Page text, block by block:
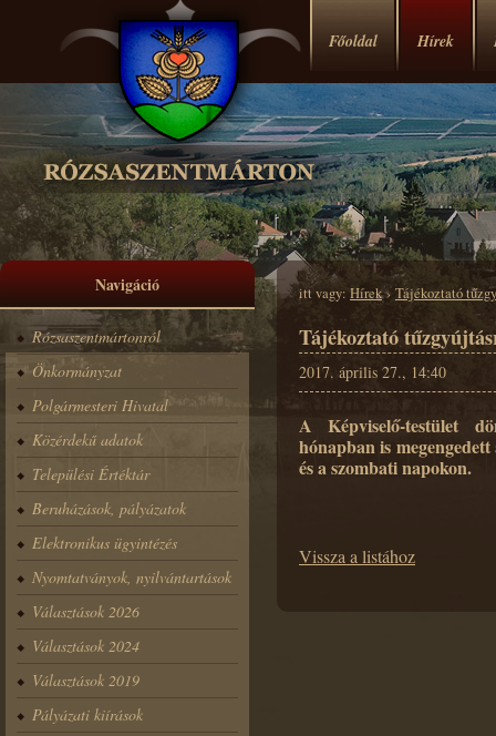
Főoldal Hírek
Navigáció
Rózsaszentmártonról
Önkormányzat
Polgármesteri Hivatal
Közérdekű adatok
Települési Értéktár
Beruházások, pályázatok
Elektronikus ügyintézés
Nyomtatványok, nyilvántartások
Választások 2026
Választások 2024
Választások 2019
Pályázati kiírások
itt vagy: Hírek›Tájékoztató
Tájékoztató
2017. április 27., 14:40
A Képviselő-testület
hónapban is
és a szombati napokon.
Vissza a listához